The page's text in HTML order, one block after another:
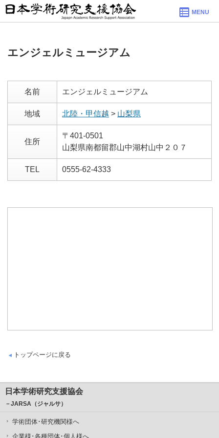
MENU
エンジェルミュージアム
名前 エンジェルミュージアム
地域 北陸・甲信越 > 山梨県
住所
〒401-0501
山梨県南都留郡山中湖村山中２０７
TEL 0555-62-4333
トップページに戻る
日本学術研究支援協会
－JARSA（ジャルサ）
学術団体･研究機関様へ
企業様･各種団体･個人様へ